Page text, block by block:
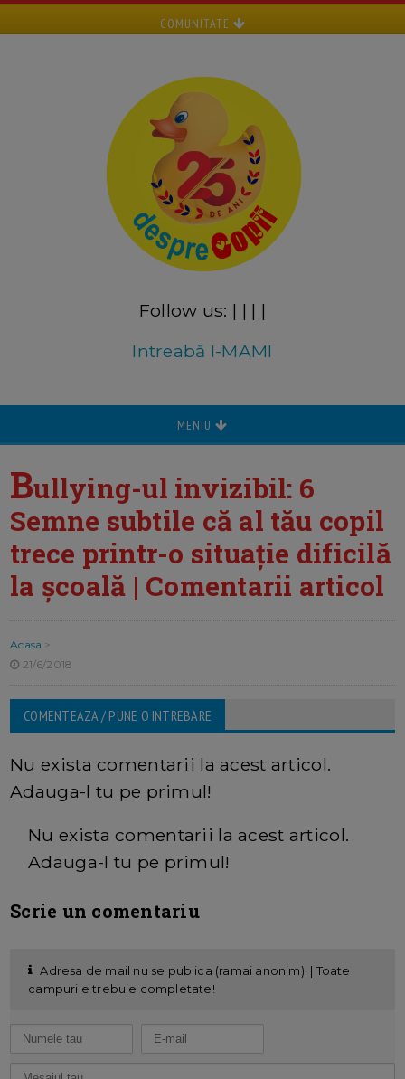
COMUNITATE
Follow us: | | | |
Intreabă I-MAMI
MENIU
Bullying-ul invizibil: 6
Semne subtile că al tău copil
trece printr-o situație dificilă
la școală | Comentarii articol
Acasa >
21/6/2018
COMENTEAZA / PUNE O INTREBARE
Nu exista comentarii la acest articol.
Adauga-l tu pe primul!
Nu exista comentarii la acest articol.
Adauga-l tu pe primul!
Scrie un comentariu
Adresa de mail nu se publica (ramai anonim). | Toate
campurile trebuie completate!